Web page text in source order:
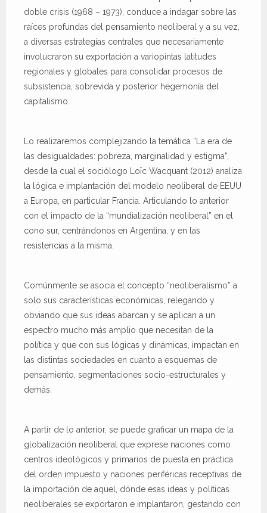
doble crisis (1968 – 1973), conduce a indagar sobre las
raíces profundas del pensamiento neoliberal y a su vez,
a diversas estrategias centrales que necesariamente
involucraron su exportación a variopintas latitudes
regionales y globales para consolidar procesos de
subsistencia, sobrevida y posterior hegemonía del
capitalismo.
Lo realizaremos complejizando la temática “La era de
las desigualdades: pobreza, marginalidad y estigma”,
desde la cual el sociólogo Loïc Wacquant (2012) analiza
la lógica e implantación del modelo neoliberal de EEUU
a Europa, en particular Francia. Articulando lo anterior
con el impacto de la “mundialización neoliberal” en el
cono sur, centrándonos en Argentina, y en las
resistencias a la misma.
Comúnmente se asocia el concepto “neoliberalismo” a
solo sus características económicas, relegando y
obviando que sus ideas abarcan y se aplican a un
espectro mucho más amplio que necesitan de la
política y que con sus lógicas y dinámicas, impactan en
las distintas sociedades en cuanto a esquemas de
pensamiento, segmentaciones socio-estructurales y
demás.
A partir de lo anterior, se puede graficar un mapa de la
globalización neoliberal que exprese naciones como
centros ideológicos y primarios de puesta en práctica
del orden impuesto y naciones periféricas receptivas de
la importación de aquel, dónde esas ideas y políticas
neoliberales se exportaron e implantaron, gestando con